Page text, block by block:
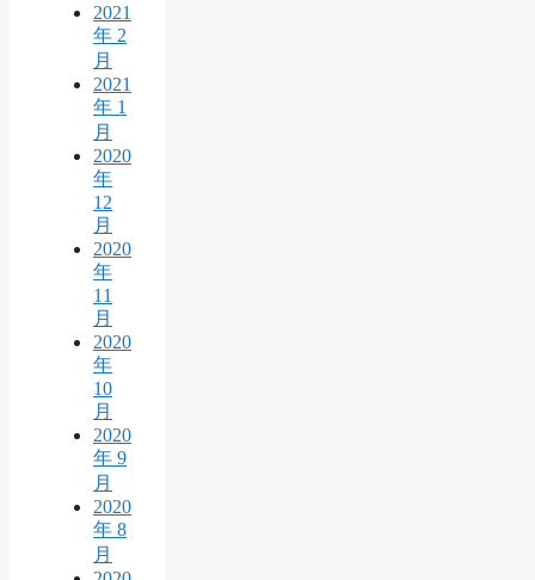
2021
年 2
月
2021
年 1
月
2020
年
12
月
2020
年
11
月
2020
年
10
月
2020
年 9
月
2020
年 8
月